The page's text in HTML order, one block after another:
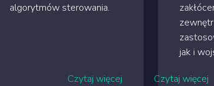
Czytaj więcej
algorytmów sterowania.
Czytaj więcej
jak i